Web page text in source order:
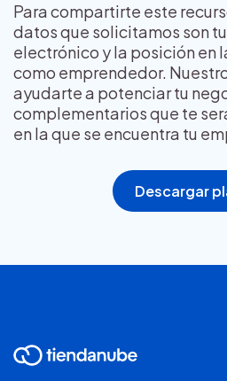
Para compartirte este
datos que solicitamos son
electrónico y la posición en
como emprendedor.
ayudarte a potenciar tu
complementarios que te
en la que se encuentra tu
Descargar